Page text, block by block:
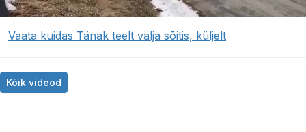
Vaata kuidas Tänak teelt välja sõitis, küljelt
Kõik videod